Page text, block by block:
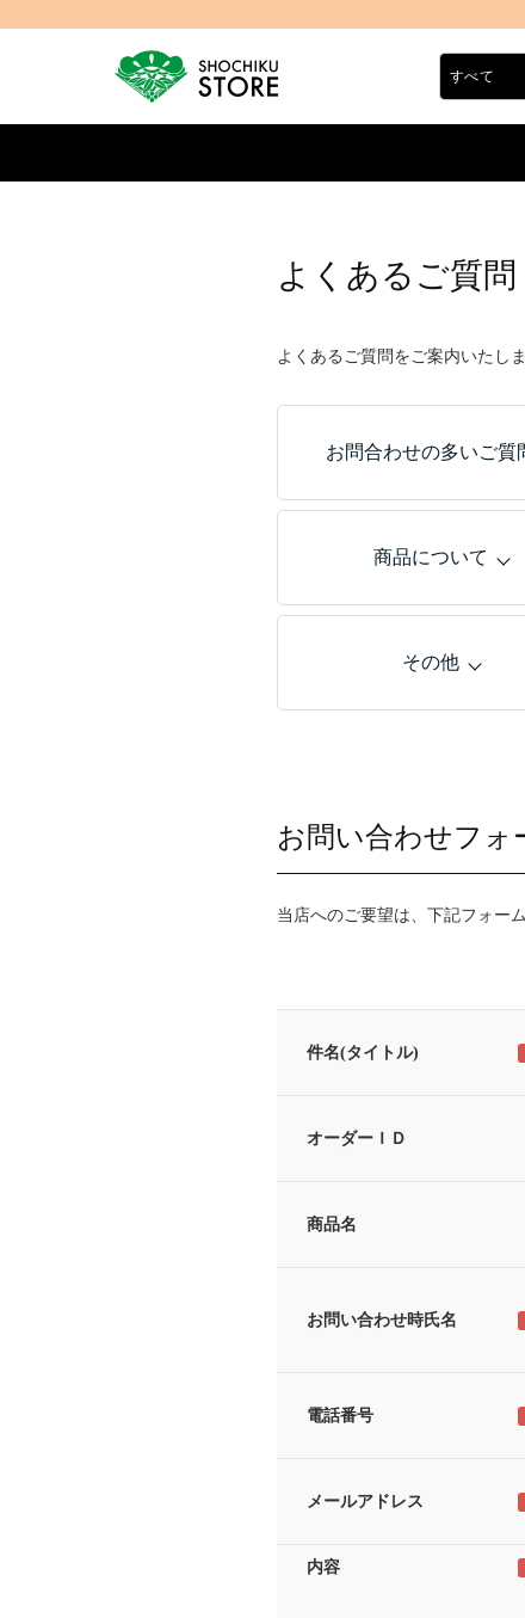
よくあるご質
よくあるご質問をご案内いたし
お問合わせの多いご質
商品について
その他
お問い合わせフォ
当店へのご要望は、下記フォー
件名(タイトル)
オーダーＩＤ
商品名
お問い合わせ時氏名
電話番号
メールアドレス
内容